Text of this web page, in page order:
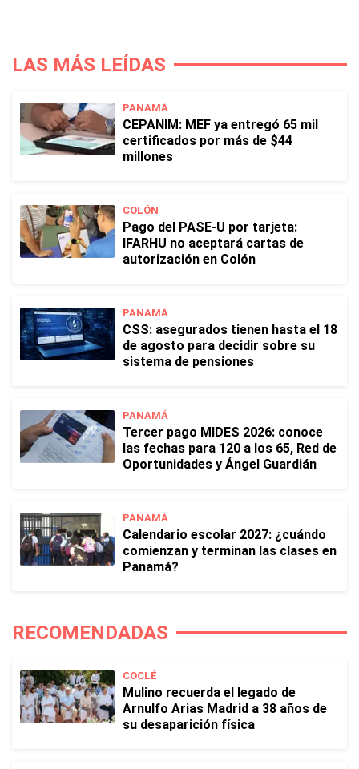
LAS MÁS LEÍDAS
PANAMÁ
CEPANIM: MEF ya entregó 65 mil
certificados por más de $44
millones
COLÓN
Pago del PASE-U por tarjeta:
IFARHU no aceptará cartas de
autorización en Colón
PANAMÁ
CSS: asegurados tienen hasta el 18
de agosto para decidir sobre su
sistema de pensiones
PANAMÁ
Tercer pago MIDES 2026: conoce
las fechas para 120 a los 65, Red de
Oportunidades y Ángel Guardián
PANAMÁ
Calendario escolar 2027: ¿cuándo
comienzan y terminan las clases en
Panamá?
RECOMENDADAS
COCLÉ
Mulino recuerda el legado de
Arnulfo Arias Madrid a 38 años de
su desaparición física